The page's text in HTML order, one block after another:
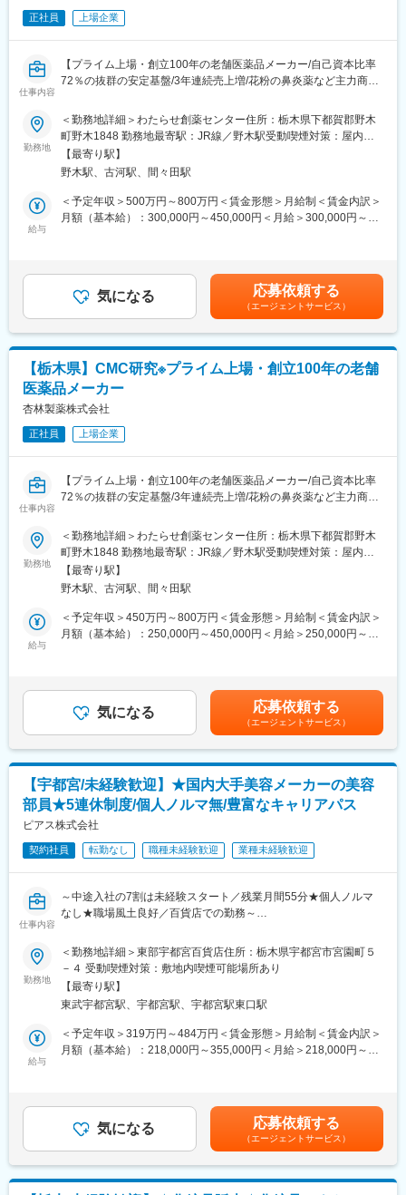
探索研究（疼痛、自己免疫、神経筋疾患領域）における共同研究
■組織構成
わたらせ創薬センター 研究企画部は以下で構成されています。
12人（40代 5人、50代以上 7人）
6人がアカデミア・早期スタートアップとの協業探索、条件交渉、
残り6人が注力領域内疾患の創薬ニーズ調査、研究テーマの事業性
評価。
穏和な性格のメンバーが多く部署内コミュニケーションは良好で
す。
■働き方：
在宅勤務：週２回
■ポジションの魅力：
全社方針として外部連携の強化を打ち出しており、アカデミア・
早期スタートアップとの協業を経営層が強くサポート
協業先との交渉や社内各部門とのコミュニケーションの中心的人
財としての活躍が可能です。
■当社について：
当社は、プライム上場の創立100年の老舗医薬品メーカーです。
自己資本比率72％と、安定した経営基盤を持っています。
メーカーとして競合優位性を担保しています。
花粉治療薬など主力製品を多数展開しており、今後も人々の健康
変更の範囲：会社の定める業務
正社員 上場企業
仕事内容
【プライム上場・創立100年の老舗医薬品メーカー/自己資本比率
72％の抜群の安定基盤/3年連続売上増/花粉の鼻炎薬など主力商品
【変更の範囲：会社の定める業務】
■業務内容：
治験原薬製造，施設管理をお任せします。
・治験で使用する原薬の製造業務全般
合成、精製、晶析、乾燥などの操作
製造記録の作成、確認
製造設備の洗浄、保守
・製造手順書、記録書の作成、改訂
・安全性、環境への配慮に基づいた作業
■当社の魅力：
当社は、プライム上場の創立100年の老舗医薬品メーカーです。
自己資本比率72％と、安定した経営基盤を持っています。呼吸器
科、耳鼻科、泌尿器科の３つの領域に絞って研究開発や人員配
置、コストを集中させることで、特定領域に強みをもつ医薬品メ
ーカーとして競合優位性を担保しています。花粉によるアレルギ
ーに効能がある鼻炎薬など主力製品を多数展開しており、今後も
医療業界に寄与していきます。
変更の範囲：会社の定める業務
勤務地
＜勤務地詳細＞わたらせ創薬センター住所：栃木県下都賀郡野木
町野木1848 勤務地最寄駅：JR線／野木駅受動喫煙対策：屋内全
面禁煙変更の範囲：会社の定める事業所
【最寄り駅】
野木駅、古河駅、間々田駅
給与
＜予定年収＞500万円～800万円＜賃金形態＞月給制＜賃金内訳＞
月額（基本給）：300,000円～450,000円＜月給＞300,000円～
くまでも目安の金額であり、選考を通じて上下する可能性があり
ます。月給(月額)は固定手当を含めた表記です。
気になる 応募依頼する
（エージェントサービス）
【栃木県】CMC研究※プライム上場・創立100年の老舗
医薬品メーカー
杏林製薬株式会社
正社員 上場企業
仕事内容
【プライム上場・創立100年の老舗医薬品メーカー/自己資本比率
72％の抜群の安定基盤/3年連続売上増/花粉の鼻炎薬など主力商品
CMC研究として以下の仕事をお任せします。
■募集背景：
今後の創薬パイプライン拡充とテーマ数の増加を見据え，さらな
る体制強化を目指しております．製剤開発業務を扱う当部署は40
～50代のベテランが揃う安定した環境ですが，将来のプロジェク
トをリードし，次世代の核として組織を牽引する新たなメンバー
の早期募集です。
験薬製造，工業化検討
・研究所から工場や委託先への技術移管，スケジュール管理，現
■部署の課題：
・将来的な開発スピードの加速とテーマ数の増加に備え、現場で
主導権を持って手を動かしプロジェクトを停滞させずに完遂させ
る実行力の向上が課題です。ベテラン層の知見を形にし次世代へ
つなぐ実務の担い手を増強することが急務です。
■業務のすみ分け：
・若手・中堅メンバーがプロジェクトの製剤担当として、試作検
討から資料作成までの実働をリードします。管理職やベテラン層
は、経験を活かした判断や技術的なバックアップ、マネジメント
を担うという明確かつ協力的な役割分担です（業務割合の目安：
部門間連携 10%）
■組織に関して：
・40～50代のベテラン層が厚い組織ですが，温厚で穏やかなメン
バーが揃っています。また、面倒見の良いメンバーが多いため技
です。
全12名（管理職：2名，20～30代：3名，40～50代：6名，シニ
請、PMDA対応までを一貫してリードできるため。自身の貢献が
製品化に直結する手応えを実感できます。ベテランのバックアッ
プを受けつつ、若いうちから裁量を持って幅広い実務を経験でき
るため，製剤研究開発のスペシャリストとしてのキャリア形成を
早期に実現しやすい環境です。
勤務地
＜勤務地詳細＞わたらせ創薬センター住所：栃木県下都賀郡野木
町野木1848 勤務地最寄駅：JR線／野木駅受動喫煙対策：屋内全
面禁煙変更の範囲：会社の定める事業所
【最寄り駅】
野木駅、古河駅、間々田駅
給与
＜予定年収＞450万円～800万円＜賃金形態＞月給制＜賃金内訳＞
月額（基本給）：250,000円～450,000円＜月給＞250,000円～
くまでも目安の金額であり、選考を通じて上下する可能性があり
ます。月給(月額)は固定手当を含めた表記です。
気になる 応募依頼する
（エージェントサービス）
【宇都宮/未経験歓迎】★国内大手美容メーカーの美容
部員★5連休制度/個人ノルマ無/豊富なキャリアパス
ピアス株式会社
契約社員 転勤なし 職種未経験歓迎 業種未経験歓迎
仕事内容
～中途入社の7割は未経験スタート／残業月間55分★個人ノルマ
なし★職場風土良好／百貨店での勤務～
■カバーマークについて
カバーマークは、「ハトムギ化粧水」「OPERA」「デジャヴュ」
などのヒット商品を展開する国内大手美容メーカー「ピアスグル
ープ」のブランドで、全国の百貨店に店舗を展開しています。
ファンデーションのエキスパートブランドとして、ファンデーシ
ョン・スキンケア・ポイントメイクアップ製品などラインナップ
■仕事内容
メイクアップやスキンケア、美容サービスに関するカウンセリン
■職場環境
勤務地
＜勤務地詳細＞東部宇都宮百貨店住所：栃木県宇都宮市宮園町５
－４ 受動喫煙対策：敷地内喫煙可能場所あり
【最寄り駅】
東武宇都宮駅、宇都宮駅、宇都宮駅東口駅
給与
＜予定年収＞319万円～484万円＜賃金形態＞月給制＜賃金内訳＞
月額（基本給）：218,000円～355,000円＜月給＞218,000円～
給額43万円）■特別賞与：年1回（昨年支給額15万円）※業績賞与
と特別賞与は業績状況による■モデル年収：チーフ（5年目）407
万円賃金はあくまでも目安の金額であり、選考を通じて上下する
可能性があります。月給(月額)は固定手当を含めた表記です。
気になる 応募依頼する
（エージェントサービス）